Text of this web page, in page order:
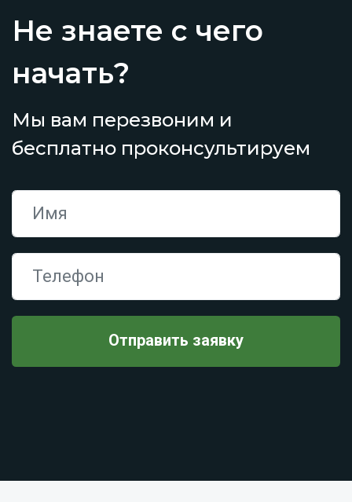
Не знаете с чего
начать?
Мы вам перезвоним и
бесплатно проконсультируем